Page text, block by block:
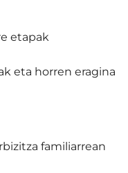
etapak
eta horren eragina
familiarrean